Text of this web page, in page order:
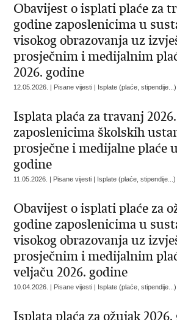
Obavijest o isplati plaće za
godine zaposlenicima u
visokog obrazovanja uz
prosječnim i medijalnim
2026. godine
12.05.2026. | Pisane vijesti | Isplate (plaće,
Isplata plaća za travanj
zaposlenicima školskih
prosječne i medijalne plaće
godine
11.05.2026. | Pisane vijesti | Isplate (plaće,
Obavijest o isplati plaće za
godine zaposlenicima u
visokog obrazovanja uz
prosječnim i medijalnim
veljaču 2026. godine
10.04.2026. | Pisane vijesti | Isplate (plaće,
Isplata plaća za ožujak